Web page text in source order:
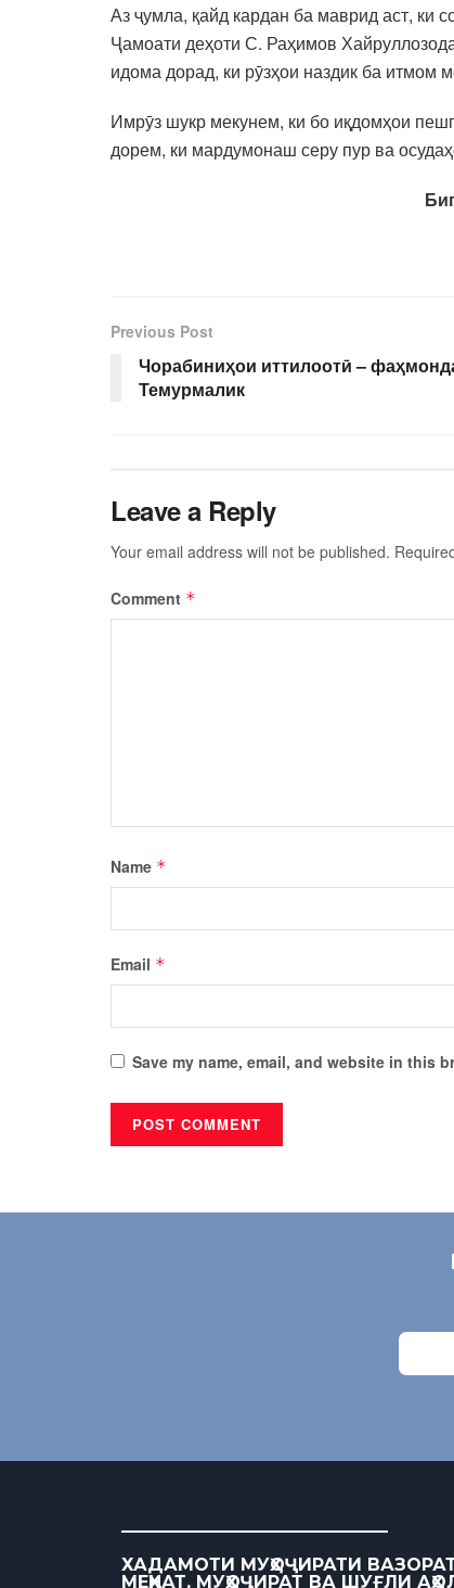
Аз ҷумла, қайд кардан ба маврид аст, ки
Ҷамоати деҳоти С. Раҳимов
идома дорад, ки рӯзҳои наздик ба итмом
Имрӯз шукр мекунем, ки бо иқдомҳои
дорем, ки мардумонаш серу пур ва
Previous Post
Чорабиниҳои иттилоотӣ –
Темурмалик
Leave a Reply
Your email address will not be published.
Comment *
Name *
Email *
Save my name, email, and website in this
ХАДАМОТИ МУҲОҶИРАТИ
МЕҲНАТ, МУҲОҶИРАТ ВА ШУҒЛИ